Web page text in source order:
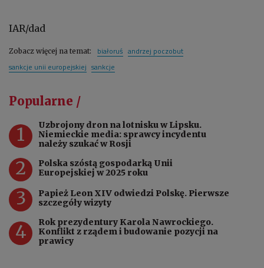
IAR/dad
Zobacz więcej na temat: białoruś andrzej poczobut
sankcje unii europejskiej sankcje
Popularne /
1
Uzbrojony dron na lotnisku w Lipsku.
Niemieckie media: sprawcy incydentu
należy szukać w Rosji
2
Polska szóstą gospodarką Unii
Europejskiej w 2025 roku
3
Papież Leon XIV odwiedzi Polskę. Pierwsze
szczegóły wizyty
4
Rok prezydentury Karola Nawrockiego.
Konflikt z rządem i budowanie pozycji na
prawicy